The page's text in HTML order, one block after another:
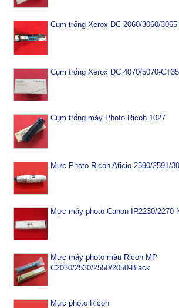
Cụm trống Xerox DC 2060/3060/
Cụm trống Xerox DC 4070/5070-
Cụm trống máy Photo Ricoh 1027
Mực Photo Ricoh Aficio 2590/2591/
Mực máy photo Canon IR2230/2270-
Mực máy photo màu Ricoh MP
C2030/2530/2550/2050-Black
Mực photo Ricoh